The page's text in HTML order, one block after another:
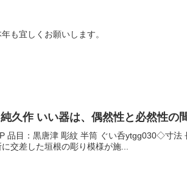
も宜しくお願いします。
久作 いい器は、偶然性と必然性の
品目：黒唐津 彫紋 半筒 ぐい呑ytgg030◇寸
交差した垣根の彫り模様が施...